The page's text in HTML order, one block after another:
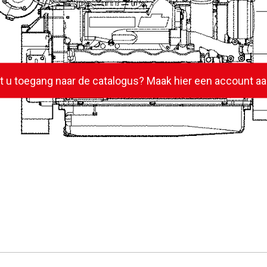
u toegang naar de catalogus? Maak hier een account